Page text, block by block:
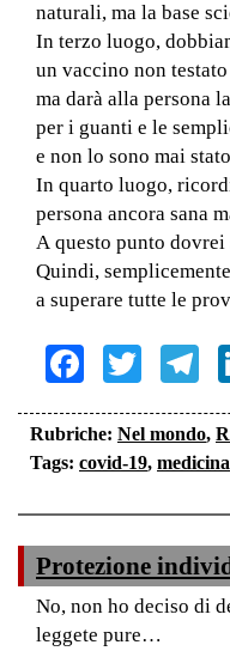
naturali, ma la base
In terzo luogo,
un vaccino non
ma darà alla persona
per i guanti e le
e non lo sono mai
In quarto luogo,
persona ancora sana
A questo punto
Quindi,
a superare tutte le
Facebook
Rubriche: Nel mondo,
Tags: covid-19, medicina
Protezione
No, non ho deciso di
leggete pure…